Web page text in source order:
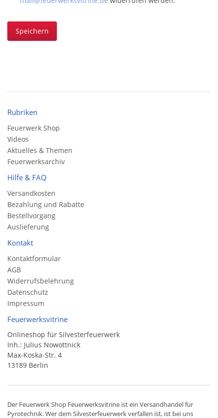
Speichern
Rubriken
Feuerwerk Shop
Videos
Aktuelles & Themen
Feuerwerksarchiv
Hilfe & FAQ
Versandkosten
Bezahlung und Rabatte
Bestellvorgang
Auslieferung
Kontakt
Kontaktformular
AGB
Widerrufsbelehrung
Datenschutz
Impressum
Feuerwerksvitrine
Onlineshop für Silvesterfeuerwerk
Inh.: Julius Nowottnick
Max-Koska-Str. 4
13189 Berlin
Der Feuerwerk Shop Feuerwerksvitrine ist ein Versandhandelfür
Pyrotechnik. Wer dem Silvesterfeuerwerk verfallen ist, ist bei uns